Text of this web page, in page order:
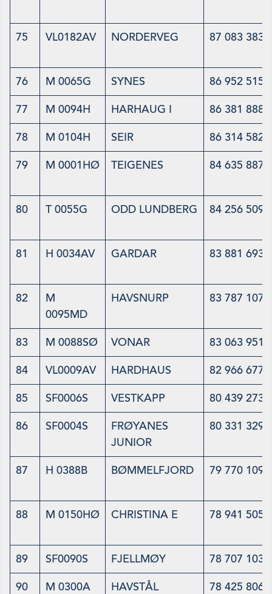
75 VL0182AV NORDERVEG 87 083 383
76 M 0065G SYNES 86 952 515
77 M 0094H HARHAUG I 86 381 888
78 M 0104H SEIR 86 314 582
79 M 0001HØ TEIGENES 84 635 887
80 T 0055G ODD LUNDBERG 84 256 509
81 H 0034AV GARDAR 83 881 693
82
M
0095MD
HAVSNURP 83 787 107
83 M 0088SØ VONAR 83 063 951
84 VL0009AV HARDHAUS 82 966 677
85 SF0006S VESTKAPP 80 439 273
86 SF0004S
FRØYANES
JUNIOR
80 331 329
87 H 0388B BØMMELFJORD 79 770 109
88 M 0150HØ CHRISTINA E 78 941 505
89 SF0090S FJELLMØY 78 707 103
90 M 0300A HAVSTÅL 78 425 806